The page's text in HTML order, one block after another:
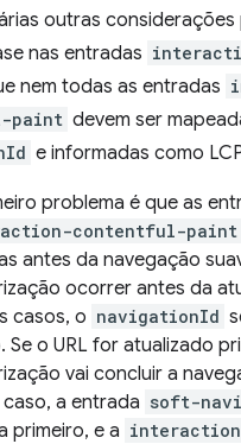
outras
nas entradas
nem todas as entradas
paint devem ser
e informadas como
problema é que as
contentful-paint
antes da navegação
ocorrer antes da
casos, o navigationId
Se o URL for atualizado
vai concluir a
caso, a entrada soft-
primeiro, e a